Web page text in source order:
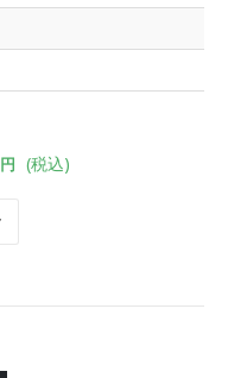
円 (税込)